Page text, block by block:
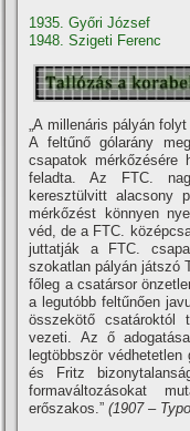
1935. Győri József
1948. Szigeti Ferenc
„A millenáris pályán
A feltűnő gólarány
csapatok
feladta. Az FTC.
keresztülvitt alacsony
mérkőzést könnyen
véd, de a FTC.
juttatják a FTC.
szokatlan pályán játszó
főleg a csatársor
a legutóbb feltűnően
összekötő csatároktól
vezeti. Az ő
legtöbbször
és Fritz
formaváltozásokat
erőszakos.” (1907 –